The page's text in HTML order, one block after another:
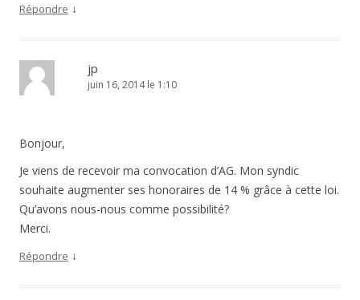
Répondre ↓
jp
juin 16, 2014 le 1:10
Bonjour,
Je viens de recevoir ma convocation d’AG. Mon syndic
souhaite augmenter ses honoraires de 14 % grâce à cette loi.
Qu’avons nous-nous comme possibilité?
Merci.
Répondre ↓